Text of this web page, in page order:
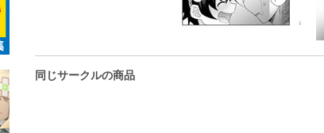
同じサークルの商品